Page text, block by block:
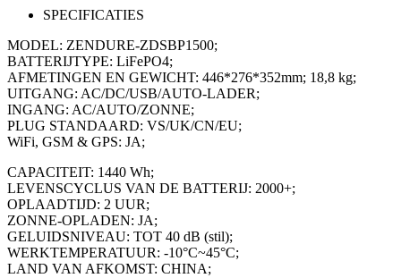
SPECIFICATIES
MODEL: ZENDURE-ZDSBP1500;
BATTERIJTYPE: LiFePO4;
AFMETINGEN EN GEWICHT: 446*276*352mm; 18,8 kg;
UITGANG: AC/DC/USB/AUTO-LADER;
INGANG: AC/AUTO/ZONNE;
PLUG STANDAARD: VS/UK/CN/EU;
WiFi, GSM & GPS: JA;
CAPACITEIT: 1440 Wh;
LEVENSCYCLUS VAN DE BATTERIJ: 2000+;
OPLAADTIJD: 2 UUR;
ZONNE-OPLADEN: JA;
GELUIDSNIVEAU: TOT 40 dB (stil);
WERKTEMPERATUUR: -10°C~45°C;
LAND VAN AFKOMST: CHINA;